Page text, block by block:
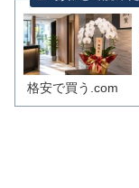
格安で買う.com